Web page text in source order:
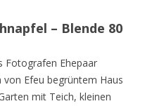
– Blende 80
Fotografen Ehepaar
Efeu begrüntem Haus
mit Teich, kleinen